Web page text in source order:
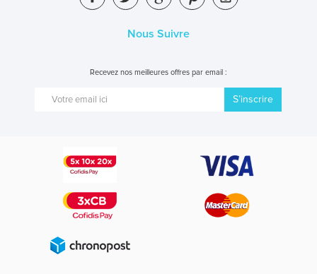
Nous Suivre
Recevez nos meilleures offres par email :
S’inscrire